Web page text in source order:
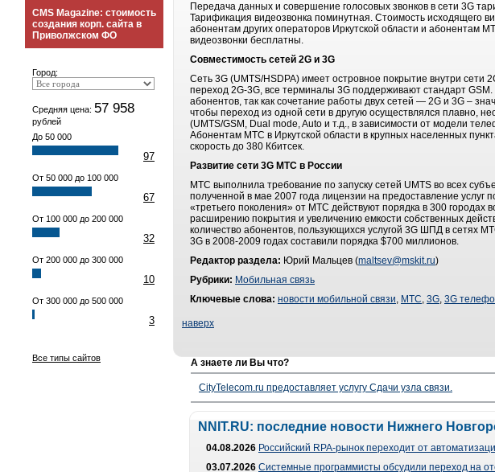
CMS Magazine: стоимость
создания корп. сайта в
Приволжском ФО
Город:
Средняя цена: 57 958
рублей
До 50 000
97
От 50 000 до 100 000
67
От 100 000 до 200 000
32
От 200 000 до 300 000
10
От 300 000 до 500 000
3
Все типы сайтов
Передача данных и совершение голосовых звонков в сети 3G
Тарификация видеозвонка поминутная. Стоимость исходящего
абонентам других операторов Иркутской области и абонентам
видеозвонки бесплатны.
Совместимость сетей 2G и 3G
Cеть 3G (UMTS/HSDPA) имеет островное покрытие внутри
переход 2G-3G, все терминалы 3G поддерживают стандарт
абонентов, так как сочетание работы двух сетей — 2G и 3G –
чтобы переход из одной сети в другую осуществлялся плавно,
(UMTS/GSM, Dual mode, Auto и т.д., в зависимости от модели
Абонентам МТС в Иркутской области в крупных населенных
скорость до 380 Кбитсек.
Развитие сети 3G МТС в России
МТС выполнила требование по запуску сетей UMTS во всех
полученной в мае 2007 года лицензии на предоставление
«третьего поколения» от МТС действуют порядка в 300
расширению покрытия и увеличению емкости собственных
количество абонентов, пользующихся услугой 3G ШПД в сетях
3G в 2008-2009 годах составили порядка $700 миллионов.
Редактор раздела: Юрий Мальцев (maltsev@mskit.ru)
Рубрики: Мобильная связь
Ключевые слова: новости мобильной связи, МТС, 3G, 3G
наверх
А знаете ли Вы что?
CityTelecom.ru предоставляет услугу Сдачи узла связи.
NNIT.RU: последние новости Нижнего
04.08.2026 Российский RPA-рынок переходит от
03.07.2026 Системные программисты обсудили переход на